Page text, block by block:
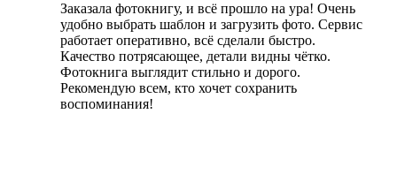
Заказала фотокнигу, и всё прошло на ура! Очень
удобно выбрать шаблон и загрузить фото. Сервис
работает оперативно, всё сделали быстро.
Качество потрясающее, детали видны чётко.
Фотокнига выглядит стильно и дорого.
Рекомендую всем, кто хочет сохранить
воспоминания!